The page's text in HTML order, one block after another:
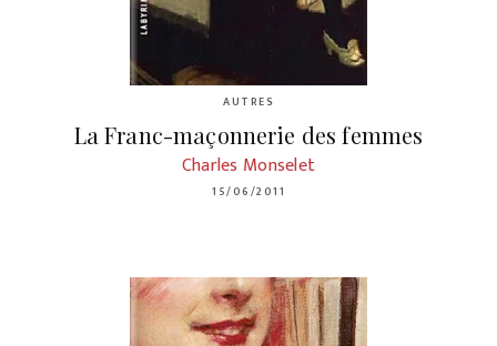
AUTRES
La Franc-maçonnerie des femmes
Charles Monselet
15/06/2011